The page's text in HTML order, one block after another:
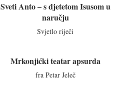
Sveti Anto – s djetetom Isusom u
naručju
Svjetlo riječi
Mrkonjićki teatar apsurda
fra Petar Jeleč